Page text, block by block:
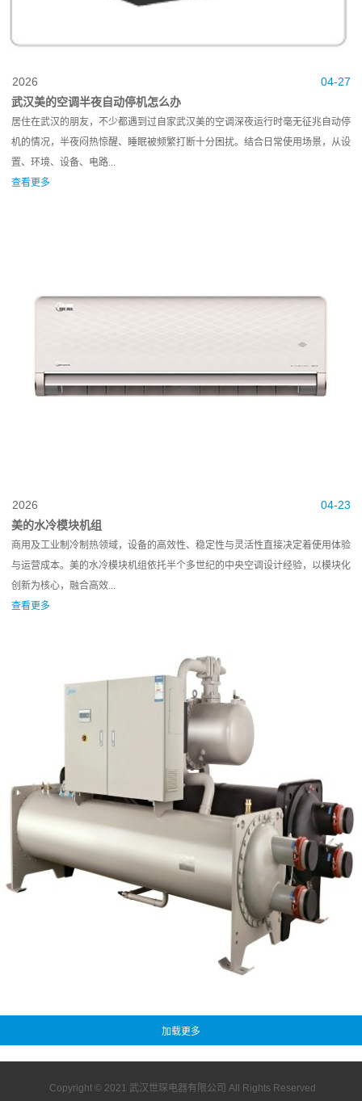
04-27
2026
武汉美的空调半夜自动停机怎么办
居住在武汉的朋友，不少都遇到过自家武汉美的空调深夜运行时毫无征兆自动停
机的情况，半夜闷热惊醒、睡眠被频繁打断十分困扰。结合日常使用场景，从设
置、环境、设备、电路...
查看更多
04-23
2026
美的水冷模块机组
商用及工业制冷制热领域，设备的高效性、稳定性与灵活性直接决定着使用体验
与运营成本。美的水冷模块机组依托半个多世纪的中央空调设计经验，以模块化
创新为核心，融合高效...
查看更多
Copyright © 2021 武汉世琛电器有限公司 All Rights Reserved